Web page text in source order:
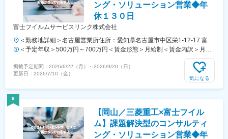
ング・ソリューション営業◆年
休１３０日
富士フイルムサービスリンク株式会社
＜勤務地詳細＞名古屋営業所住所：愛知県名古屋市中区栄1-12-17 富士
フイルム名古屋ビル5階受動喫煙対策：敷地内全面禁煙変更の範囲：会
＜予定年収＞500万円～700万円＜賃金形態＞月給制＜賃金内訳＞月額
（基本給）：300,000円～400,000円＜月給＞300,000円～400,000円＜
昇給有無＞有＜残業手当＞有＜給与補足＞予定年収はあくまでも目安の
金額であり、選考を通じて上下する可能性があります。賃金はあくまで
掲載予定期間： 2026/6/22（月） ～2026/9/20（日）
更新日： 2026/7/10（金）
気になる
9
【岡山／三菱重工×富士フイル
ム】課題解決型のコンサルティ
ング・ソリューション営業◆年